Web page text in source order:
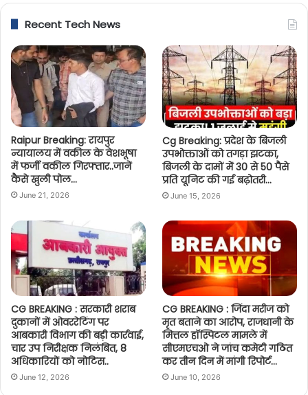
Recent Tech News
Raipur Breaking: रायपुर
न्यायालय में वकील के वेशभूषा
में फर्जी वकील गिरफ्तार..जानें
कैसे खुली पोल…
June 21, 2026
Cg Breaking: प्रदेश के बिजली
उपभोक्ताओं को तगड़ा झटका,
बिजली के दामों में 30 से 50 पैसे
प्रति यूनिट की गई बढ़ोतरी…
June 15, 2026
CG BREAKING : सरकारी शराब
दुकानों में ओवररेटिंग पर
आबकारी विभाग की बड़ी कार्रवाई,
चार उप निरीक्षक निलंबित, 8
अधिकारियों को नोटिस..
June 12, 2026
CG BREAKING : जिंदा मरीज को
मृत बताने का आरोप, राजधानी के
मित्तल हॉस्पिटल मामले में
सीएमएचओ ने जांच कमेटी गठित
कर तीन दिन में मांगी रिपोर्ट…
June 10, 2026